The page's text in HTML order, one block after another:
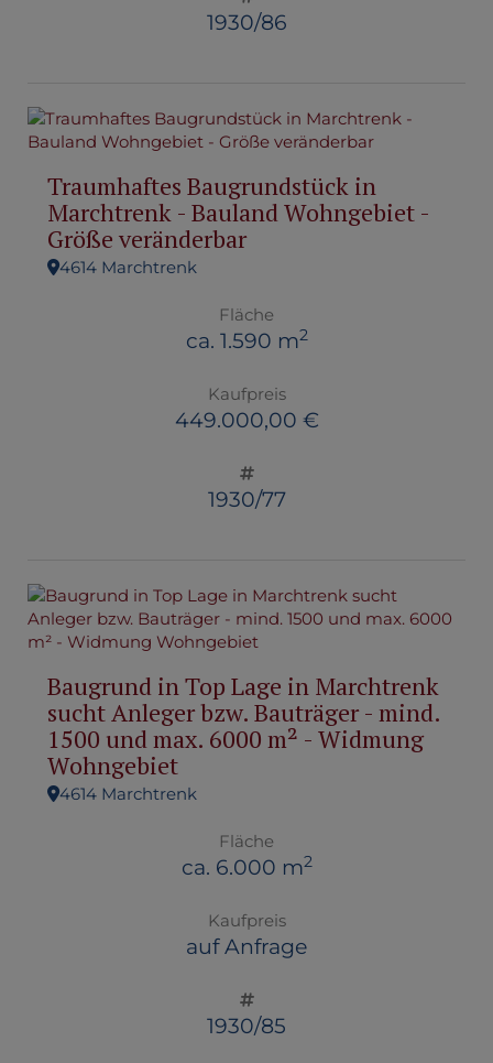
1930/86
Traumhaftes Baugrundstück in
Marchtrenk - Bauland Wohngebiet -
Größe veränderbar
4614 Marchtrenk
Fläche
ca. 1.590 m2
Kaufpreis
449.000,00 €
1930/77
Baugrund in Top Lage in Marchtrenk
sucht Anleger bzw. Bauträger - mind.
1500 und max. 6000 m² - Widmung
Wohngebiet
4614 Marchtrenk
Fläche
ca. 6.000 m2
Kaufpreis
auf Anfrage
1930/85